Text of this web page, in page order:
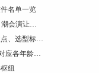
名单一览
2026暑假必入AI益智玩具！告别手机游戏电视，潮会演让孩子越玩越优秀
2026广州专利代理服务商甄选指南：正规机构盘点、选型标准与签约避坑全解析
​2026年淡纹眼霜怎么选？权威测评 TOP5，精准对应各年龄段眼周诉求
纽